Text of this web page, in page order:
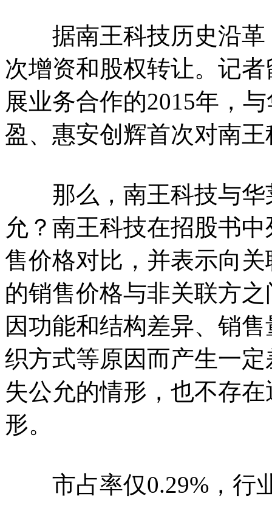
据南王科技历史沿革
次增资和股权转让。记
展业务合作的2015年，
盈、惠安创辉首次对南
那么，南王科技与华
允？南王科技在招股书
售价格对比，并表示向
的销售价格与非关联方
因功能和结构差异、销
织方式等原因而产生一
失公允的情形，也不存
形。
市占率仅0.29%，行